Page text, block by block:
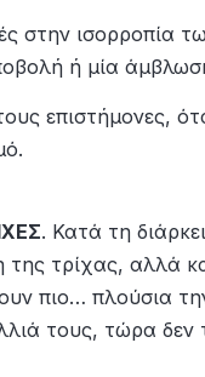
στην ισορροπία
ή μία
επιστήμονες,
. Κατά τη
τρίχας, αλλά
πιο… πλούσια
τους, τώρα δεν